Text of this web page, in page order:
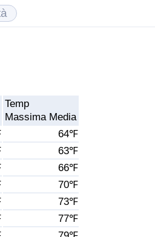
Temp
Massima Media
64℉
63℉
66℉
70℉
73℉
77℉
(corrente)
per Nazione
(Corrente)
per Nazione
Vita
Vita (Corrente)
vita per Paese
(Corrente)